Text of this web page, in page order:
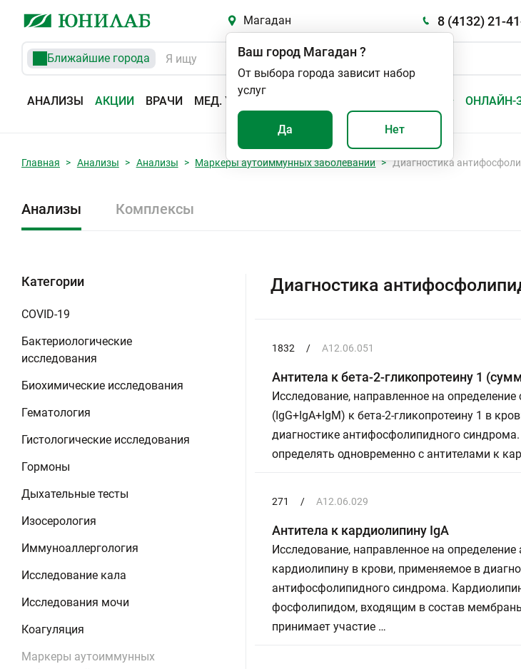
Магадан 8 (4132) 21-
Ближайшие города
АНАЛИЗЫ АКЦИИ ВРАЧИ МЕД. УСЛУГИ ОНЛАЙН-
Ваш город Магадан?
От выбора города зависит набор
услуг
Да Нет
Главная Анализы Анализы Маркеры аутоиммунных заболеваний Диагностика
Анализы Комплексы
Категории
COVID-19
Бактериологические
исследования
Биохимические исследования
Гематология
Гистологические исследования
Гормоны
Дыхательные тесты
Изосерология
Иммуноаллергология
Исследование кала
Исследования мочи
Коагуляция
Маркеры аутоиммунных
Диагностика
1832 / A12.06.051
Антитела к бета-2-гликопротеину 1
Исследование, направленное на
(IgG+IgA+IgM) к бета-2-гликопротеину 1 в
диагностике антифосфолипидного
определять одновременно с антителами к
271 / A12.06.029
Антитела к кардиолипину IgA
Исследование, направленное на определение
кардиолипину в крови, применяемое в
антифосфолипидного синдрома.
фосфолипидом, входящим в состав
принимает участие …